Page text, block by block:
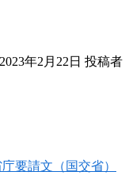
年2月22日 投稿者
要請文（国交省）